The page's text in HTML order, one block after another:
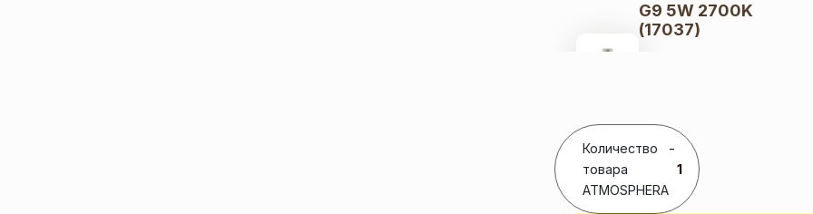
G9 5W 2700K
(17037)
G9 5W 4000K
(17026)
2,00
Первоначальная
цена составляла
Количество
товара
ATMOSPHERA
-